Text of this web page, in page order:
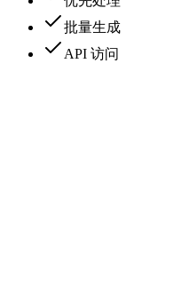
批量生成
API 访问